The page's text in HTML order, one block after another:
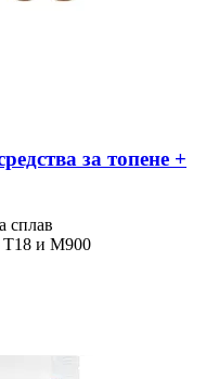
за топене +
сплав
и M900